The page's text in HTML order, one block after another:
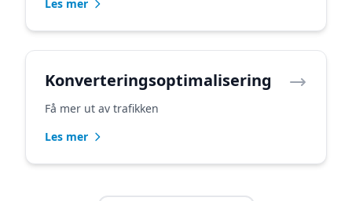
Les mer
Konverteringsoptimalisering
Få mer ut av trafikken
Les mer